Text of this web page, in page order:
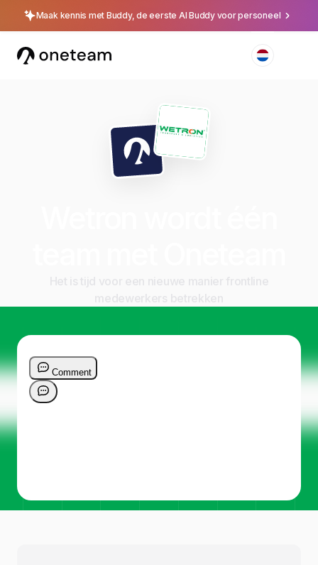
Maak kennis met Buddy, de eerste AI Buddy voor personeel